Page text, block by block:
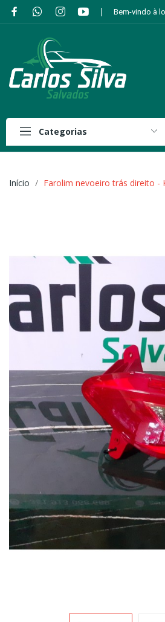
Bem-vindo à
Categorias
Início Farolim nevoeiro trás direito -